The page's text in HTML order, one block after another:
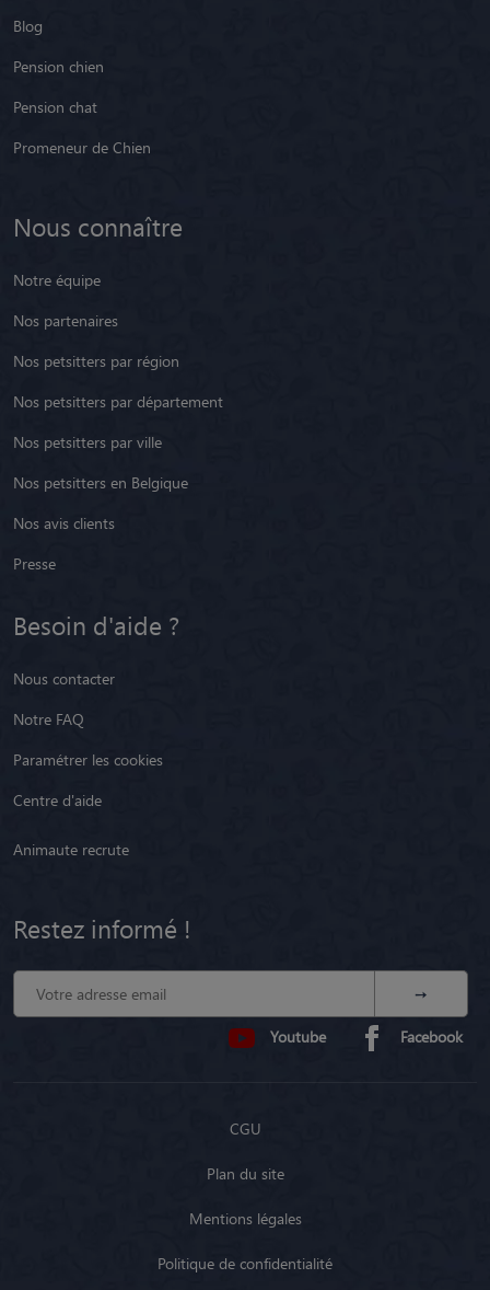
Blog
Pension chien
Pension chat
Promeneur de Chien
Nous connaître
Notre équipe
Nos partenaires
Nos petsitters par région
Nos petsitters par département
Nos petsitters par ville
Nos petsitters en Belgique
Nos avis clients
Presse
Besoin d'aide ?
Nous contacter
Notre FAQ
Paramétrer les cookies
Centre d'aide
Animaute recrute
Restez informé !
Youtube Facebook
CGU
Plan du site
Mentions légales
Politique de confidentialité